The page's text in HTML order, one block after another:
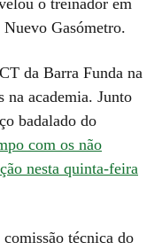
Gasómetro.
da Barra Funda na
academia. Junto
badalado do
com os não
nesta quinta-feira
técnica do